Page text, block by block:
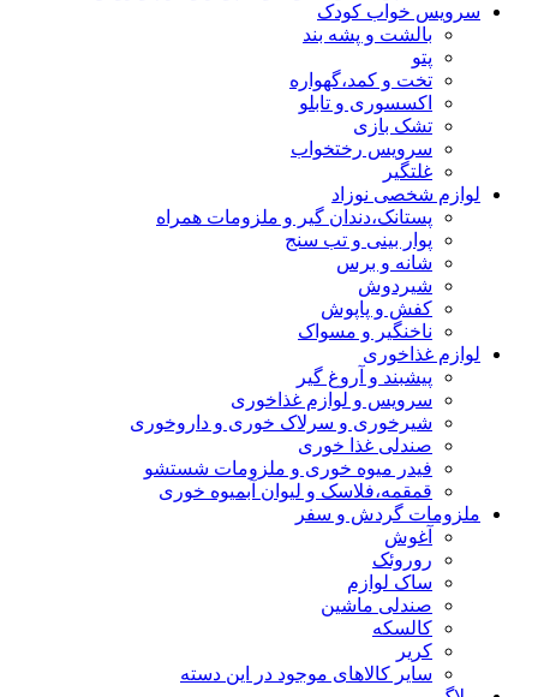
سرویس خواب کودک
بالشت و پشه بند
پتو
تخت و کمد،گهواره
اکسسوری و تابلو
تشک بازی
سرویس رختخواب
غلتگیر
لوازم شخصی نوزاد
پستانک،دندان گیر و ملزومات همراه
پوار بینی و تب سنج
شانه و برس
شیردوش
کفش و پاپوش
ناخنگیر و مسواک
لوازم غذاخوری
پیشبند و آروغ گیر
سرویس و لوازم غذاخوری
شیرخوری و سرلاک خوری و داروخوری
صندلی غذا خوری
فیدر میوه خوری و ملزومات شستشو
قمقمه،فلاسک و لیوان آبمیوه خوری
ملزومات گردش و سفر
آغوش
روروئک
ساک لوازم
صندلی ماشین
کالسکه
کریر
سایر کالاهای موجود در این دسته